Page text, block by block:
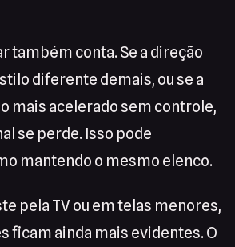
também conta. Se a direção
diferente demais, ou se a
mais acelerado sem controle,
se perde. Isso pode
mantendo o mesmo elenco.
pela TV ou em telas menores,
ficam ainda mais evidentes. O